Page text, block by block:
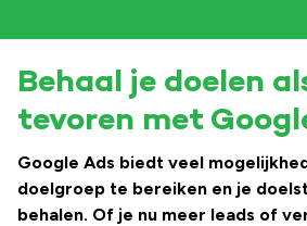
Behaal je doelen
tevoren met
Google Ads biedt veel
doelgroep te bereiken en je
behalen. Of je nu meer leads of